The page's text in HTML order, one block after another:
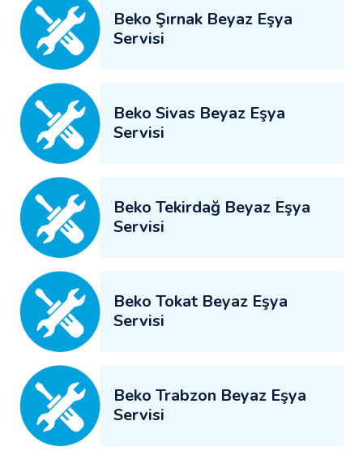
Beko Şırnak Beyaz Eşya
Servisi
Beko Sivas Beyaz Eşya
Servisi
Beko Tekirdağ Beyaz Eşya
Servisi
Beko Tokat Beyaz Eşya
Servisi
Beko Trabzon Beyaz Eşya
Servisi